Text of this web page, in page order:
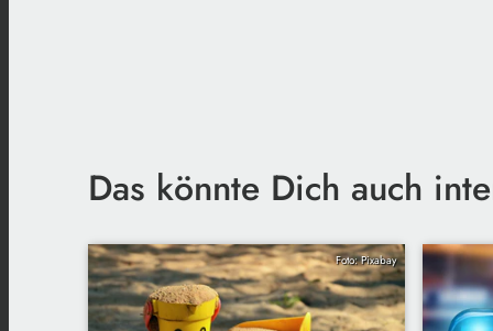
Das könnte Dich auch
Foto: Pixabay